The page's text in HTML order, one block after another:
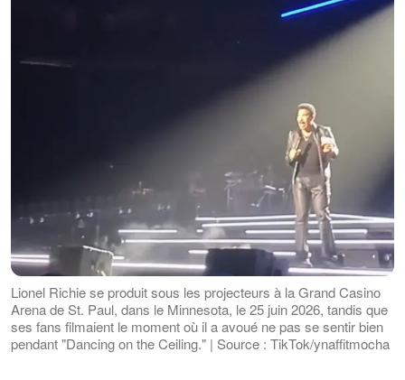
Lionel Richie se produit sous les projecteurs à la Grand Casino
Arena de St. Paul, dans le Minnesota, le 25 juin 2026, tandis que
ses fans filmaient le moment où il a avoué ne pas se sentir bien
pendant "Dancing on the Ceiling." | Source : TikTok/ynaffitmocha